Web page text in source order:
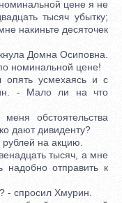
цене я не
тысяч убытку;
накиньте десяточек
Домна Осиповна.
номинальной цене!
усмехаясь и с
- Мало ли на что
обстоятельства
дают дивиденту?
на акцию.
тысяч, а мне
отправить к
- спросил Хмурин.